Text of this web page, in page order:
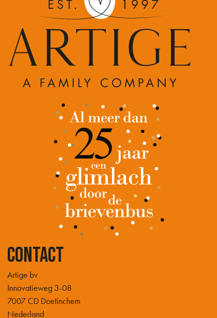
Contact
Artige bv
Innovatieweg 3-08
7007 CD Doetinchem
Nederland